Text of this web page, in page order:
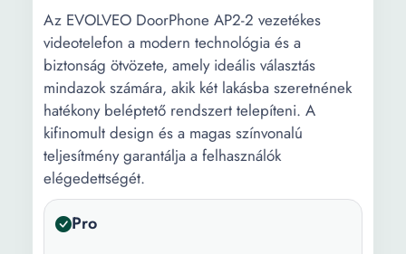
Az EVOLVEO DoorPhone AP2-2 vezetékes
videotelefon a modern technológia és a
biztonság ötvözete, amely ideális választás
mindazok számára, akik két lakásba szeretnének
hatékony beléptető rendszert telepíteni. A
kifinomult design és a magas színvonalú
teljesítmény garantálja a felhasználók
elégedettségét.
Pro